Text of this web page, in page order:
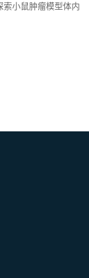
小鼠肿瘤模型体内